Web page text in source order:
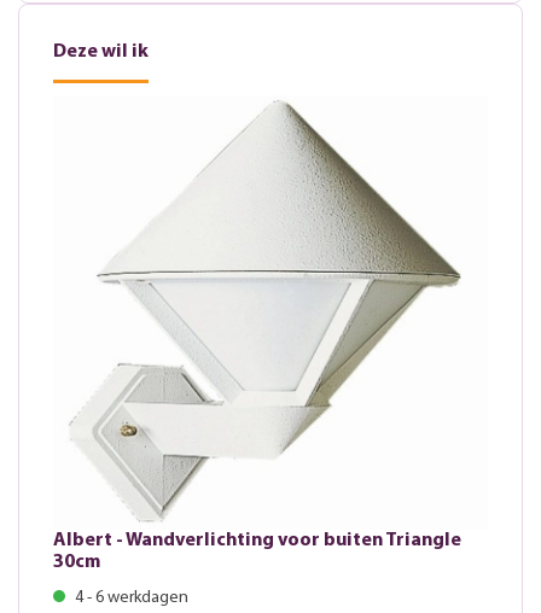
Deze wil ik
Albert - Wandverlichting voor buiten Triangle
30cm
4 - 6 werkdagen